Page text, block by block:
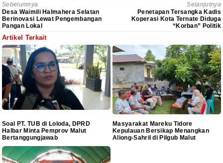
Sebelumnya
Desa Waimili Halmahera Selatan
Berinovasi Lewat Pengembangan
Pangan Lokal
Selanjutnya
Penetapan Tersangka Kadis
Koperasi Kota Ternate Diduga
“Korban” Politik
Artikel Terkait
Soal PT. TUB di Loloda, DPRD
Halbar Minta Pemprov Malut
Bertanggungjawab
Masyarakat Mareku Tidore
Kepulauan Bersikap Menangkan
Aliong-Sahril di Pilgub Malut